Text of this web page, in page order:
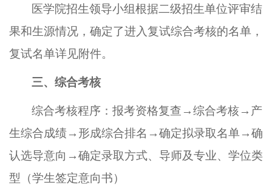
医学院招生领导小组根据二级招生单位评审结
果和生源情况，确定了进入复试综合考核的名单，
复试名单详见附件。
三、综合考核
综合考核程序：报考资格复查 →综合考核→产
生综合成绩→形成综合排名→确定拟录取名单→确
认选导意向→确定录取方式、导师及专业、学位类
型（学生签定意向书）